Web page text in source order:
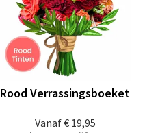
Vanaf€ 19,95
Rood Verrassingsboeket